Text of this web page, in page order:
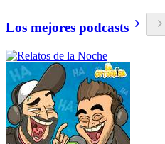
Los mejores podcasts